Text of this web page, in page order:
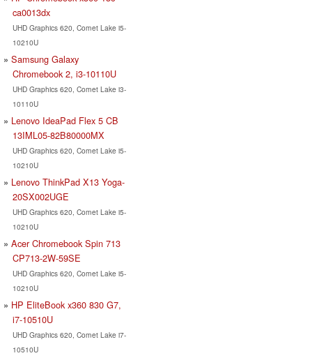
ca0013dx
UHD Graphics 620, Comet Lake i5-
10210U
Samsung Galaxy
Chromebook 2, i3-10110U
UHD Graphics 620, Comet Lake i3-
10110U
Lenovo IdeaPad Flex 5 CB
13IML05-82B80000MX
UHD Graphics 620, Comet Lake i5-
10210U
Lenovo ThinkPad X13 Yoga-
20SX002UGE
UHD Graphics 620, Comet Lake i5-
10210U
Acer Chromebook Spin 713
CP713-2W-59SE
UHD Graphics 620, Comet Lake i5-
10210U
HP EliteBook x360 830 G7,
i7-10510U
UHD Graphics 620, Comet Lake i7-
10510U